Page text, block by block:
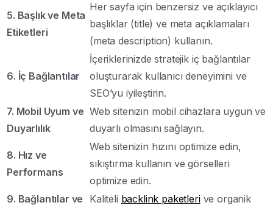
5. Başlık ve Meta
Etiketleri
Her sayfa için benzersiz ve açıklayıcı
başlıklar (title) ve meta açıklamaları
(meta description) kullanın.
6. İç Bağlantılar
İçeriklerinizde stratejik iç bağlantılar
oluşturarak kullanıcı deneyimini ve
SEO’yu iyileştirin.
7. Mobil Uyum ve
Duyarlılık
Web sitenizin mobil cihazlara uygun ve
duyarlı olmasını sağlayın.
8. Hız ve
Performans
Web sitenizin hızını optimize edin,
sıkıştırma kullanın ve görselleri
optimize edin.
9. Bağlantılar ve
Kaliteli backlink paketlerive organik